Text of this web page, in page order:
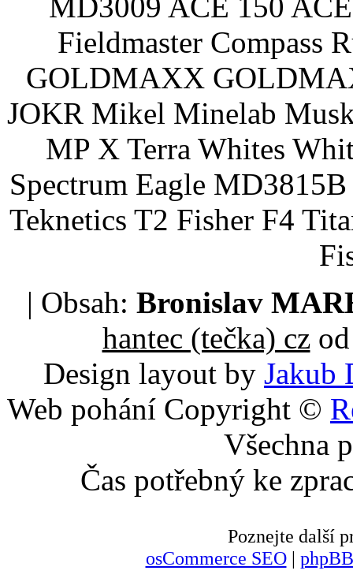
Fieldmaster Compass
GOLDMAXX
JOKR Mikel Minelab
MP X Terra Whites
Spectrum Eagle
Teknetics T2 Fisher F4
| Obsah: Bronislav
hantec (tečka) czod
Design layout by Jakub
Web pohání Copyright ©
Všechna
Čas potřebný ke
Poznejte další
osCommerce SEO|